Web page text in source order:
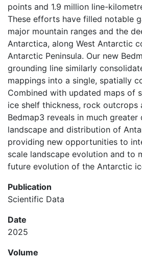
points and 1.9 million line-
These efforts have filled notable
major mountain ranges and the
Antarctica, along West Antarctic
Antarctic Peninsula. Our new
grounding line similarly
mappings into a single, spatially
Combined with updated maps of
ice shelf thickness, rock outcrops
Bedmap3 reveals in much
landscape and distribution of
providing new opportunities to
scale landscape evolution and to
future evolution of the Antarctic
Publication
Scientific Data
Date
2025
Volume